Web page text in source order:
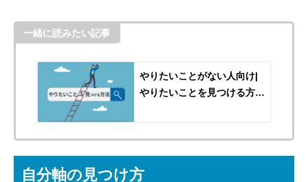
一緒に読みたい記事
やりたいことがない人向け|
やりたいことを見つける方法
自分軸の見つけ方